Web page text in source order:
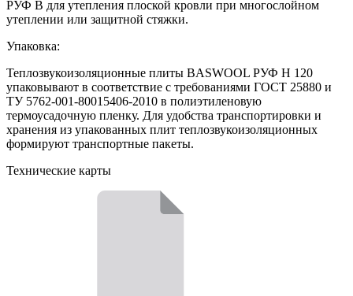
РУФ В для утепления плоской кровли при многослойном
утеплении или защитной стяжки.
Упаковка:
Теплозвукоизоляционные плиты BASWOOL РУФ Н 120
упаковывают в соответствие с требованиями ГОСТ 25880 и
ТУ 5762-001-80015406-2010 в полиэтиленовую
термоусадочную пленку. Для удобства транспортировки и
хранения из упакованных плит теплозвукоизоляционных
формируют транспортные пакеты.
Технические карты